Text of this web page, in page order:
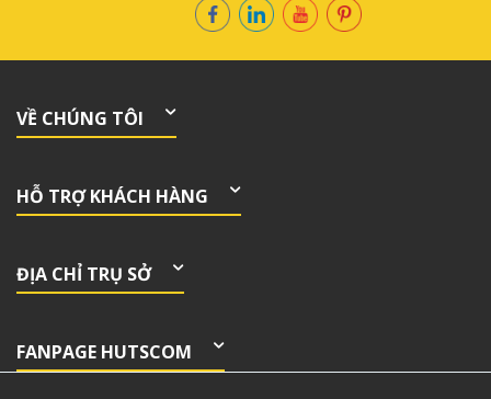
VỀ CHÚNG TÔI
HỖ TRỢ KHÁCH HÀNG
ĐỊA CHỈ TRỤ SỞ
FANPAGE HUTSCOM